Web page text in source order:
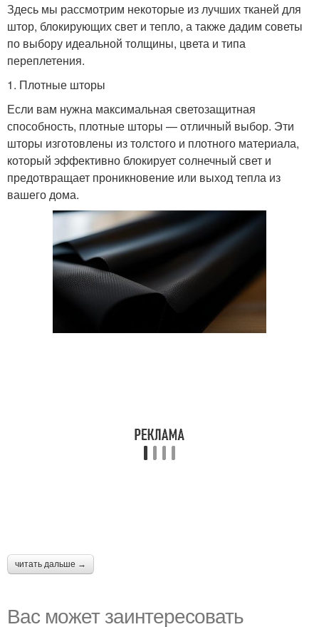
Здесь мы рассмотрим некоторые из лучших тканей для
штор, блокирующих свет и тепло, а также дадим советы
по выбору идеальной толщины, цвета и типа
переплетения.
1. Плотные шторы
Если вам нужна максимальная светозащитная
способность, плотные шторы — отличный выбор. Эти
шторы изготовлены из толстого и плотного материала,
который эффективно блокирует солнечный свет и
предотвращает проникновение или выход тепла из
вашего дома.
читать дальше →
Вас может заинтересовать